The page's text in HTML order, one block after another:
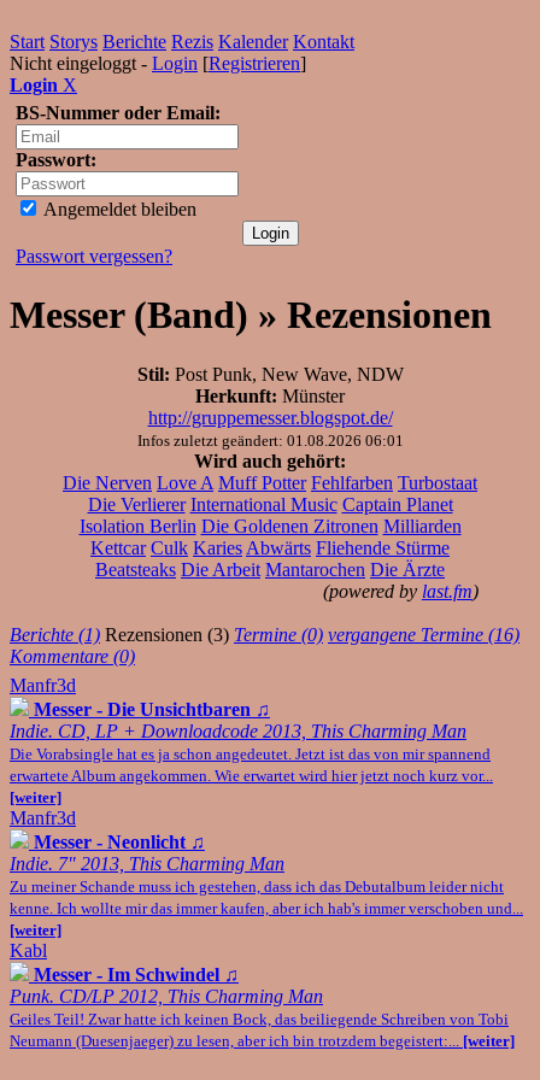
Start Storys Berichte Rezis Kalender Kontakt
Nicht eingeloggt - Login [Registrieren]
Login X
BS-Nummer oder Email:
Passwort:
Angemeldet bleiben
Passwort vergessen?
Messer (Band) » Rezensionen
Stil: Post Punk, New Wave, NDW
Herkunft: Münster
http://gruppemesser.blogspot.de/
Infos zuletzt geändert: 01.08.2026 06:01
Wird auch gehört:
Die Nerven Love A Muff Potter Fehlfarben Turbostaat
Die Verlierer International Music Captain Planet
Isolation Berlin Die Goldenen Zitronen Milliarden
Kettcar Culk Karies Abwärts Fliehende Stürme
Beatsteaks Die Arbeit Mantarochen Die Ärzte
(powered by last.fm)
Berichte (1) Rezensionen (3) Termine (0) vergangene Termine (16)
Kommentare (0)
Manfr3d
Messer - Die Unsichtbaren ♫
Indie. CD, LP + Downloadcode 2013, This Charming Man
Die Vorabsingle hat es ja schon angedeutet. Jetzt ist das von mir spannend
erwartete Album angekommen. Wie erwartet wird hier jetzt noch kurz vor...
[weiter]
Manfr3d
Messer - Neonlicht ♫
Indie. 7" 2013, This Charming Man
Zu meiner Schande muss ich gestehen, dass ich das Debutalbum leider nicht
kenne. Ich wollte mir das immer kaufen, aber ich hab's immer verschoben und...
[weiter]
Kabl
Messer - Im Schwindel ♫
Punk. CD/LP 2012, This Charming Man
Geiles Teil! Zwar hatte ich keinen Bock, das beiliegende Schreiben von Tobi
Neumann (Duesenjaeger) zu lesen, aber ich bin trotzdem begeistert:... [weiter]